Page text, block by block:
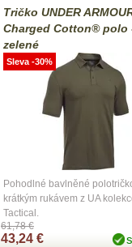
Tričko UNDER
Charged Cotton® polo
zelené
Pohodlné bavlněné
krátkým rukávem z UA
Tactical.
61,78 €
43,24 €
Sleva -30%